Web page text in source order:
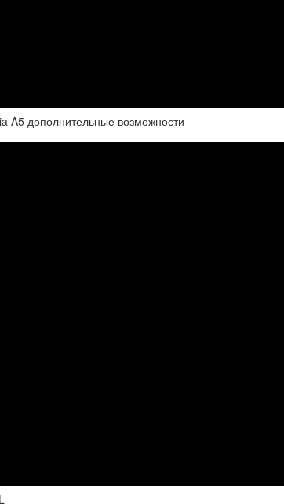
A5 дополнительные возможности